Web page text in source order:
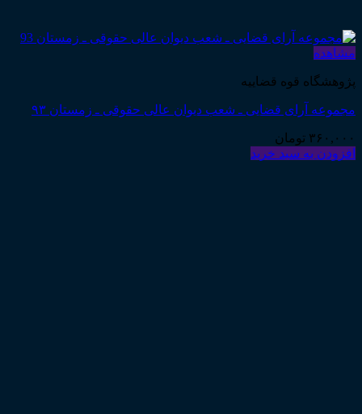
مشاهده
پژوهشگاه قوه قضاییه
مجموعه آرای قضایی ـ شعب دیوان عالی حقوقی ـ زمستان ۹۳
۳۶۰,۰۰۰ تومان
افزودن به سبد خرید